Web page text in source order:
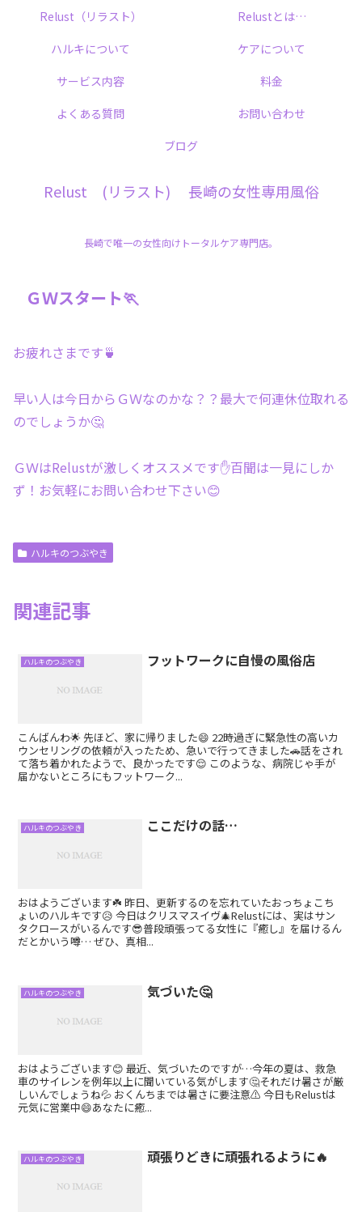
Relust (リラスト) 長崎の女性専用風俗
長崎で唯一の女性向けトータルケア専門店。
Relust（リラスト）
Relustとは…
ハルキについて
ケアについて
サービス内容
料金
よくある質問
お問い合わせ
ブログ
ＧＷスタート🏃
お疲れさまです🍵
早い人は今日からＧＷなのかな？？最大で何連休位取れる
のでしょうか🤔
ＧＷはRelustが激しくオススメです✋百聞は一見にしか
ず！お気軽にお問い合わせ下さい😊
ハルキのつぶやき
関連記事
ハルキのつぶやき フットワークに自慢の風俗店
こんばんわ🌟 先ほど、家に帰りました😄 22時過ぎに緊急性の高いカ
ウンセリングの依頼が入ったため、急いで行ってきました🚗話をされ
て落ち着かれたようで、良かったです😌 このような、病院じゃ手が
届かないところにもフットワーク...
ハルキのつぶやき ここだけの話…
おはようございます☘️ 昨日、更新するのを忘れていたおっちょこち
ょいのハルキです😥 今日はクリスマスイヴ🎄Relustには、実はサン
タクロースがいるんです😎普段頑張ってる女性に『癒し』を届けるん
だとかいう噂… ぜひ、真相...
ハルキのつぶやき 気づいた🤔
おはようございます😊 最近、気づいたのですが…今年の夏は、救急
車のサイレンを例年以上に聞いている気がします🤔それだけ暑さが厳
しいんでしょうね💦 おくんちまでは暑さに要注意⚠️ 今日もRelustは
元気に営業中😄あなたに癒...
ハルキのつぶやき 頑張りどきに頑張れるように🔥